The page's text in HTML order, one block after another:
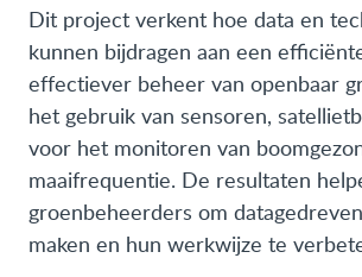
Dit project verkent hoe data en
kunnen bijdragen aan een
effectiever beheer van openbaar
het gebruik van sensoren,
voor het monitoren van
maaifrequentie. De resultaten
groenbeheerders om
maken en hun werkwijze te